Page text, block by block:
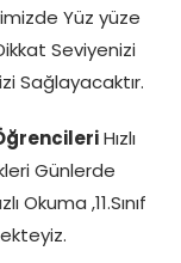
Yüz yüze
Seviyenizi
Sağlayacaktır.
Hızlı
Günlerde
Okuma ,11.Sınıf